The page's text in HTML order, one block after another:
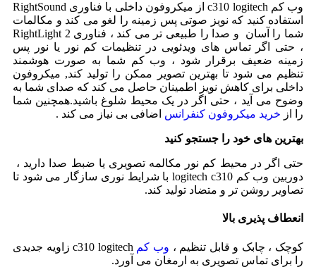
وب کم c310 logitech از میکروفون داخلی با فناوری RightSound
استفاده کنید که نویز صوتی پس زمینه را لغو می کند و مکالمات
شما را آسان و صدا را طبیعی تر می کند ، فناوری RightLight 2
، حتی اگر تماس های ویدئویی در تنظیمات کم نور یا نور پس
زمینه ضعیف برقرار شود ، وب کم شما به صورت هوشمند
تنظیم می شود تا بهترین تصویر ممکن را تولید کند, میکروفون
داخلی برای کاهش نویز اطمینان حاصل می کند که صدای شما به
وضوح می آید ، حتی اگر در یک محیط شلوغ باشید.همچنین شما
را از خرید میکروفون کنفرانس اضافی بی نیاز می کند .
بهترین های خود را جستجو کنید
حتی اگر در محیط کم نور مکالمه تصویری یا ضبط صدا دارید ،
دوربین وب کم logitech c310 با شرایط نوری سازگار می شود تا
تصاویر روشن تر و متضاد تولید کند.
انعطاف پذیری بالا
کوچک ، چابک و قابل تنظیم ، وب کم
c310 logitech زاویه جدیدی
را برای تماس تصویری به ارمغان می آورد.